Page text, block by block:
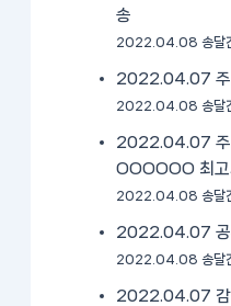
송
2022.04.08 송달
2022.04.07 주
2022.04.08 송달
2022.04.07 주
OOOOOO 최고
2022.04.08 송달
2022.04.07 공
2022.04.08 송달
2022.04.07 감